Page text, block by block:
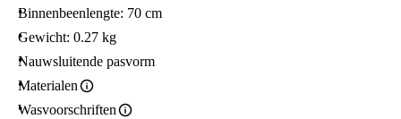
Binnenbeenlengte: 70 cm
Gewicht: 0.27 kg
Nauwsluitende pasvorm
Materialen
Wasvoorschriften